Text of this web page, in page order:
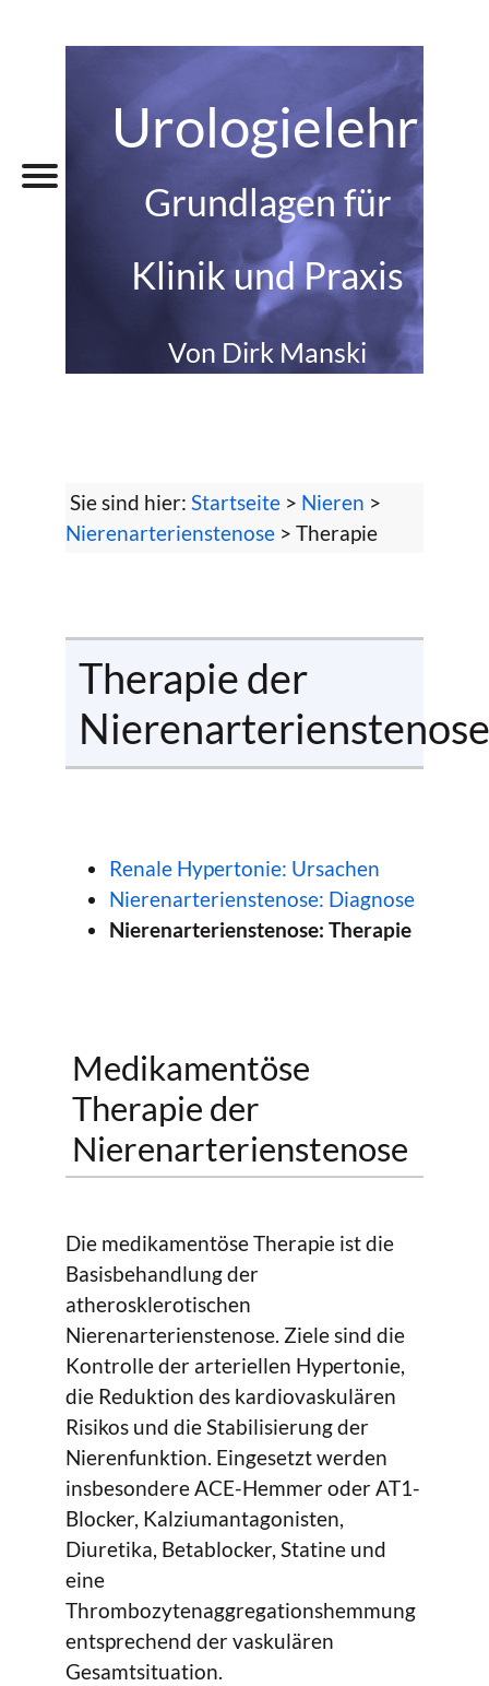
Grundlagen für
Klinik und Praxis
Von Dirk Manski
Sie sind hier: Startseite > Nieren >
Nierenarterienstenose > Therapie
Therapie der
Nierenarterienstenose
Renale Hypertonie: Ursachen
Nierenarterienstenose: Diagnose
Nierenarterienstenose: Therapie
Medikamentöse
Therapie der
Nierenarterienstenose
Die medikamentöse Therapie ist die
Basisbehandlung der
atherosklerotischen
Nierenarterienstenose. Ziele sind die
Kontrolle der arteriellen Hypertonie,
die Reduktion des kardiovaskulären
Risikos und die Stabilisierung der
Nierenfunktion. Eingesetzt werden
insbesondere ACE-Hemmer oder AT1-
Blocker, Kalziumantagonisten,
Diuretika, Betablocker, Statine und
eine
Thrombozytenaggregationshemmung
entsprechend der vaskulären
Gesamtsituation.